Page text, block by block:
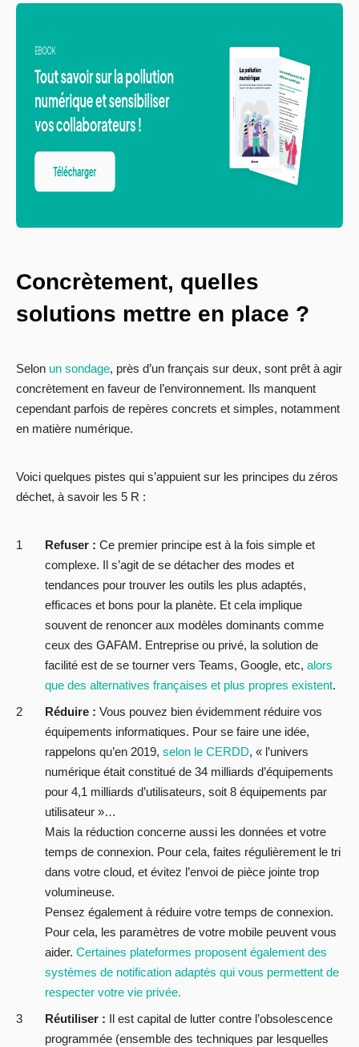
Concrètement, quelles
solutions mettre en place ?
Selon un sondage, près d’un français sur deux, sont prêt à agir
concrètement en faveur de l’environnement. Ils manquent
cependant parfois de repères concrets et simples, notamment
en matière numérique.
Voici quelques pistes qui s’appuient sur les principes du zéros
déchet, à savoir les 5 R :
Refuser : Ce premier principe est à la fois simple et
complexe. Il s’agit de se détacher des modes et
tendances pour trouver les outils les plus adaptés,
efficaces et bons pour la planète. Et cela implique
souvent de renoncer aux modèles dominants comme
ceux des GAFAM. Entreprise ou privé, la solution de
facilité est de se tourner vers Teams, Google, etc, alors
que des alternatives françaises et plus propres existent.
Réduire : Vous pouvez bien évidemment réduire vos
équipements informatiques. Pour se faire une idée,
rappelons qu’en 2019, selon le CERDD, « l’univers
numérique était constitué de 34 milliards d’équipements
pour 4,1 milliards d’utilisateurs, soit 8 équipements par
utilisateur »…
Mais la réduction concerne aussi les données et votre
temps de connexion. Pour cela, faites régulièrement le tri
dans votre cloud, et évitez l’envoi de pièce jointe trop
volumineuse.
Pensez également à réduire votre temps de connexion.
Pour cela, les paramètres de votre mobile peuvent vous
aider. Certaines plateformes proposent également des
systèmes de notification adaptés qui vous permettent de
respecter votre vie privée.
Réutiliser : Il est capital de lutter contre l’obsolescence
programmée (ensemble des techniques par lesquelles